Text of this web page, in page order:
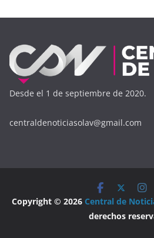
Desde el 1 de septiembre de 2020.
centraldenoticiasolav@gmail.com
Copyright © 2026 Central de
derechos